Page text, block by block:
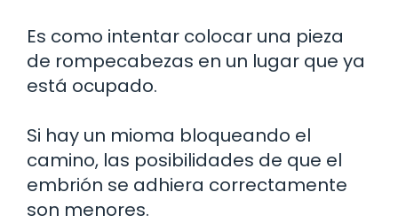
Es como intentar colocar una pieza
de rompecabezas en un lugar que ya
está ocupado.
Si hay un mioma bloqueando el
camino, las posibilidades de que el
embrión se adhiera correctamente
son menores.